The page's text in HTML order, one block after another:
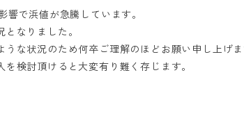
で浜値が急騰しています。
なりました。
な状況のため何卒ご理解のほどお願い申し上げ
検討頂けると大変有り難く存じます。